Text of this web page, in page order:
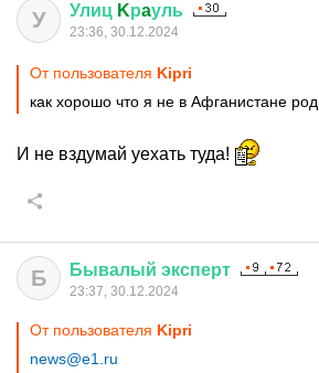
У Улиц Kрaуль
23:36, 30.12.2024
От пользователя Kipri
как хорошо что я не в Афганистане
И не вздумай уехать туда!
Б Бывалый эксперт
23:37, 30.12.2024
От пользователя Kipri
news@e1.ru